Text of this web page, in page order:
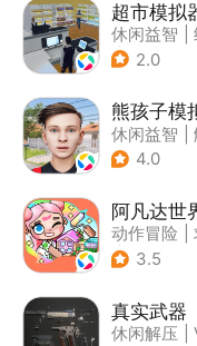
超市模拟
休闲益智
| 文字游戏
2.0
熊孩子模
休闲益智
4.0
阿凡达世
动作冒险
| 开放世界
3.5
真实武器
休闲解压